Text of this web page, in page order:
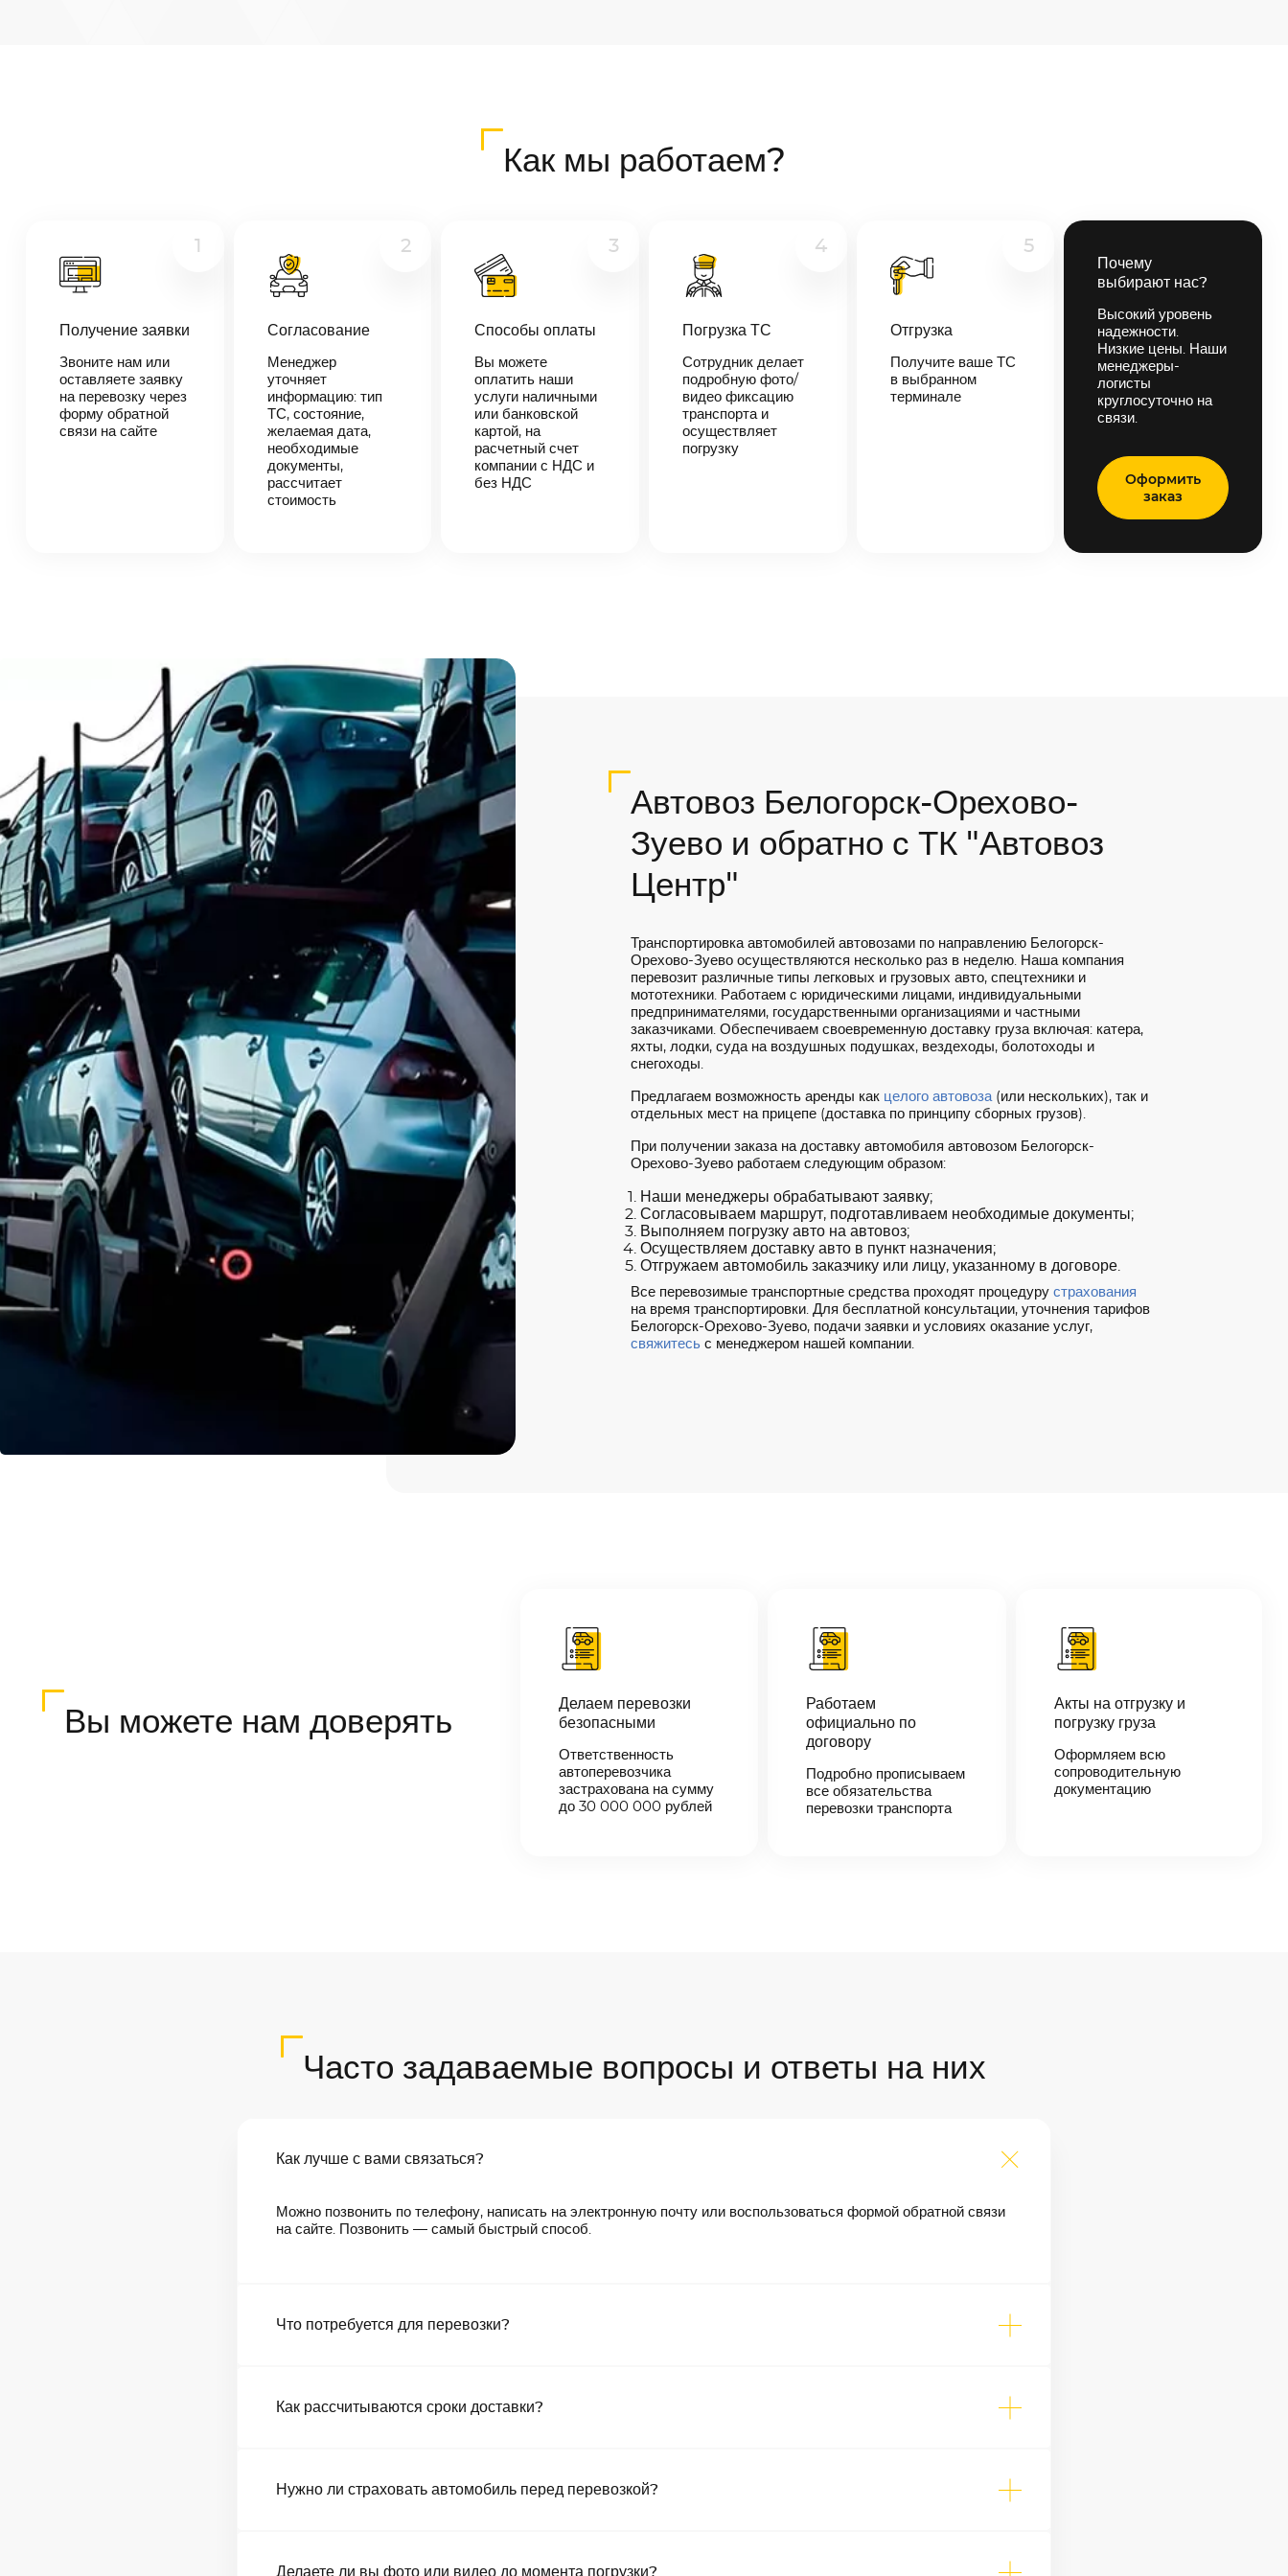
В течении 10
менеджер-
логист
свяжется с
вами,
Как мы работаем?
1
Получение заявки
Звоните нам или
оставляете заявку
на перевозку через
форму обратной
связи на сайте
2
Согласование
Менеджер
уточняет
информацию: тип
ТС, состояние,
желаемая дата,
необходимые
документы,
рассчитает
стоимость
3
Способы оплаты
Вы можете
оплатить наши
услуги наличными
или банковской
картой, на
расчетный счет
компании с НДС и
без НДС
4
Погрузка ТС
Сотрудник делает
подробную фото/
видео фиксацию
транспорта и
осуществляет
погрузку
5
Отгрузка
Получите ваше ТС
в выбранном
терминале
Почему
выбирают нас?
Высокий уровень
надежности.
Низкие цены. Наши
менеджеры-
логисты
круглосуточно на
связи.
Оформить
заказ
Автовоз Белогорск-Орехово-
Зуево и обратно с ТК "Автовоз
Центр"
Транспортировка автомобилей автовозами по направлению Белогорск-
Орехово-Зуево осуществляются несколько раз в неделю. Наша компания
перевозит различные типы легковых и грузовых авто, спецтехники и
мототехники. Работаем с юридическими лицами, индивидуальными
предпринимателями, государственными организациями и частными
заказчиками. Обеспечиваем своевременную доставку груза включая: катера,
яхты, лодки, суда на воздушных подушках, вездеходы, болотоходы и
снегоходы.
Предлагаем возможность аренды как целого автовоза(или нескольких), так и
отдельных мест на прицепе (доставка по принципу сборных грузов).
При получении заказа на доставку автомобиля автовозом Белогорск-
Орехово-Зуево работаем следующим образом:
Наши менеджеры обрабатывают заявку;
Согласовываем маршрут, подготавливаем необходимые документы;
Выполняем погрузку авто на автовоз;
Осуществляем доставку авто в пункт назначения;
Отгружаем автомобиль заказчику или лицу, указанному в договоре.
Все перевозимые транспортные средства проходят процедуру страхования
на время транспортировки. Для бесплатной консультации, уточнения тарифов
Белогорск-Орехово-Зуево, подачи заявки и условиях оказание услуг,
свяжитесьс менеджером нашей компании.
Вы можете нам доверять
Делаем перевозки
безопасными
Ответственность
автоперевозчика
застрахована на сумму
до 30 000 000 рублей
Работаем
официально по
договору
Подробно прописываем
все обязательства
перевозки транспорта
Акты на отгрузку и
погрузку груза
Оформляем всю
сопроводительную
документацию
Часто задаваемые вопросы и ответы на них
Как лучше с вами связаться?
Можно позвонить по телефону, написать на электронную почту или воспользоваться формой обратной связи
на сайте. Позвонить — самый быстрый способ.
Что потребуется для перевозки?
Как рассчитываются сроки доставки?
Нужно ли страховать автомобиль перед перевозкой?
Делаете ли вы фото или видео до момента погрузки?